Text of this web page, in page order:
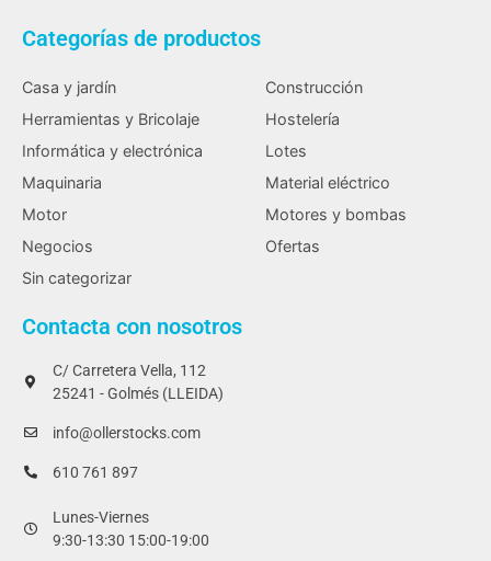
Categorías de productos
Casa y jardín
Construcción
Herramientas y Bricolaje
Hostelería
Informática y electrónica
Lotes
Maquinaria
Material eléctrico
Motor
Motores y bombas
Negocios
Ofertas
Sin categorizar
Contacta con nosotros
C/ Carretera Vella, 112
25241 - Golmés (LLEIDA)
info@ollerstocks.com
610 761 897
Lunes-Viernes
9:30-13:30 15:00-19:00